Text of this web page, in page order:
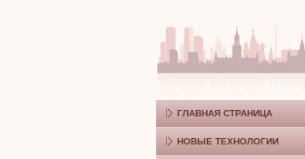
ГЛАВНАЯ СТРАНИЦА
НОВЫЕ ТЕХНОЛОГИИ